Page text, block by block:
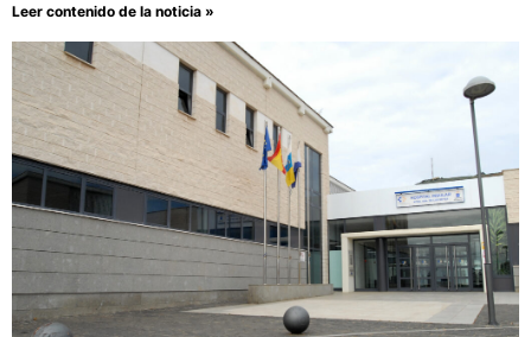
Leer contenido de la noticia »